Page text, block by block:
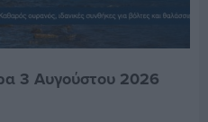
3 Αυγούστου 2026